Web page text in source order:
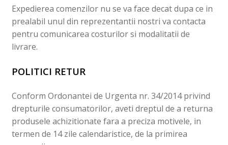
Expedierea comenzilor nu se va face decat dupa ce in
prealabil unul din reprezentantii nostri va contacta
pentru comunicarea costurilor si modalitatii de
livrare.
POLITICI RETUR
Conform Ordonantei de Urgenta nr. 34/2014 privind
drepturile consumatorilor, aveti dreptul de a returna
produsele achizitionate fara a preciza motivele, in
termen de 14 zile calendaristice, de la primirea